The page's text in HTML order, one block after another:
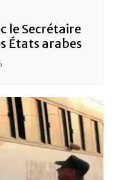
le Secrétaire
États arabes